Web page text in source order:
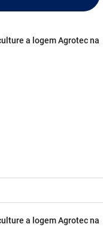
a logem Agrotec na
a logem Agrotec na